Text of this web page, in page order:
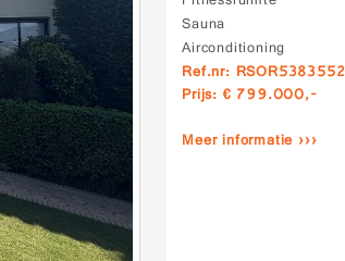
Sauna
Airconditioning
Ref.nr: RSOR5383552
Prijs: € 799.000,-
Meer informatie ›››